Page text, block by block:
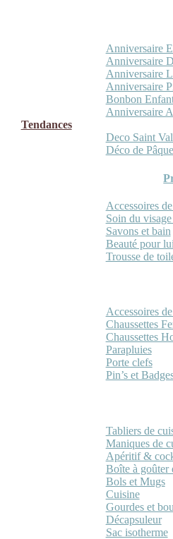
Anniversaire
Anniversaire
Anniversaire
Anniversaire
Bonbon
Anniversaire
Tendances
Deco Saint
Déco de
Accessoires
Soin du
Savons et bain
Beauté pour lui
Trousse de
Accessoires
Chaussettes
Chaussettes
Parapluies
Porte clefs
Pin’s et
Tabliers de
Maniques de
Apéritif &
Boîte à goûter
Bols et Mugs
Cuisine
Gourdes et
Décapsuleur
Sac isotherme